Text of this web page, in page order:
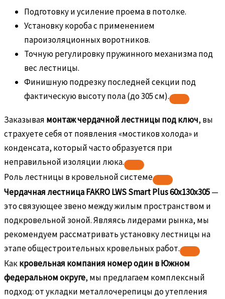
Подготовку и усиление проема в потолке.
Установку короба с применением
пароизоляционных воротников.
Точную регулировку пружинного механизма под
вес лестницы.
Финишную подрезку последней секции под
фактическую высоту пола (до 305 см).
Заказывая монтаж чердачной лестницы под ключ, вы
страхуете себя от появления «мостиков холода» и
конденсата, который часто образуется при
неправильной изоляции люка.
Роль лестницы в кровельной системе
Чердачная лестница FAKRO LWS Smart Plus 60х130х305—
это связующее звено между жилым пространством и
подкровельной зоной. Являясь лидерами рынка, мы
рекомендуем рассматривать установку лестницы на
этапе общестроительных кровельных работ.
Каккровельная компания номер один в Южном
федеральном округе, мы предлагаем комплексный
подход: от укладки металлочерепицы до утепления